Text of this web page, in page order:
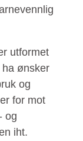
utformet
ønsker
og
for mot
og
iht.